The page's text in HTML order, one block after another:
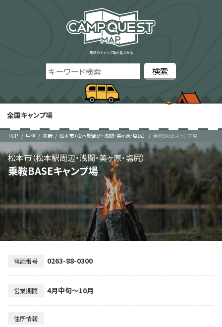
理想のキャンプ場が見つかる
全国キャンプ場
TOP 甲信 長野 松本市（松本駅周辺・浅間・美ヶ原・塩尻） 乗鞍BASEキャンプ場
乗鞍BASEキャンプ場
松本市（松本駅周辺・浅間・美ヶ原・塩尻）
電話番号 0263-88-0300
営業期間 4月中旬～10月
住所情報